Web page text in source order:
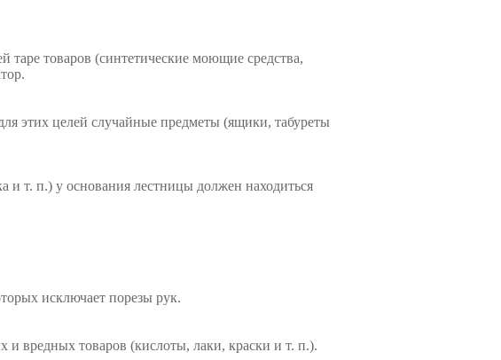
товаров (синтетические моющие средства,
этих целей случайные предметы (ящики, табуреты
и т. п.) у основания лестницы должен находиться
исключает порезы рук.
вредных товаров (кислоты, лаки, краски и т. п.).